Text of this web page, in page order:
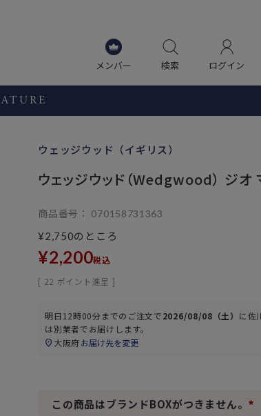
メンバー 検索 ログイン
ウェッジウッド（イギリス）
ウェッジウッド（Wedgwood） ジ
商品番号 070158731363
¥2,750のところ
¥2,200税込
[ 22 ポイント進呈 ]
明日 12時00分までのご注文で2026/08/08（土） に佐
は別業者でお届けします。
大阪府お届け先を変更
この商品はブランドBOXがつきません。